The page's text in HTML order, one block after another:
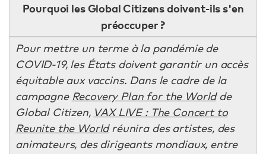
Pourquoi les Global Citizens doivent-ils s'en
préoccuper ?
Pour mettre un terme à la pandémie de
COVID-19, les États doivent garantir un accès
équitable aux vaccins. Dans le cadre de la
campagne Recovery Plan for the Worldde
Global Citizen, VAX LIVE : The Concert to
Reunite the Worldréunira des artistes, des
animateurs, des dirigeants mondiaux, entre